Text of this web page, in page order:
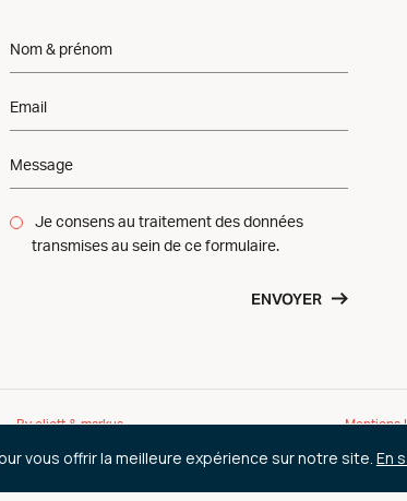
Je consens au traitement des données
transmises au sein de ce formulaire.
ENVOYER
By eliott & markus Mentions
vous offrir la meilleure expérience sur notre site. En